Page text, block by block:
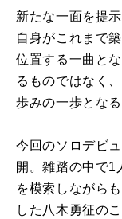
新たな一面を提
自身がこれまで
位置する一曲と
るものではなく
歩みの一歩となる
今回のソロデビ
開。雑踏の中で1
を模索しながら
した八木勇征の